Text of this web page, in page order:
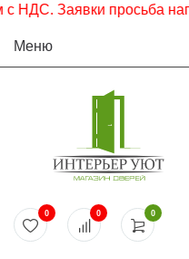
Заявки просьба
Меню
0
0 0